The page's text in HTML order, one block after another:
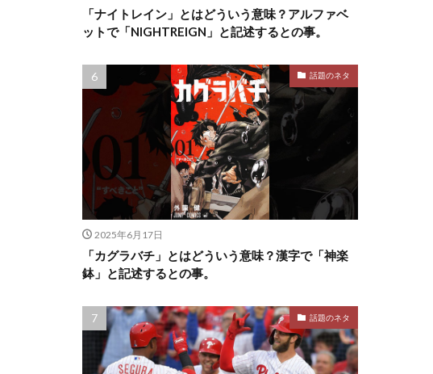
「ナイトレイン」とはどういう意味？アルファベ
ットで「NIGHTREIGN」と記述するとの事。
話題のネタ
2025年6月17日
「カグラバチ」とはどういう意味？漢字で「神楽
鉢」と記述するとの事。
話題のネタ